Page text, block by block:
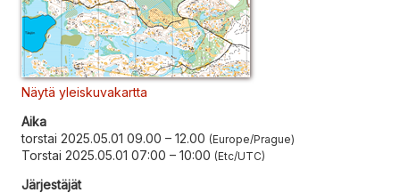
Näytä yleiskuvakartta
Aika
torstai 2025.05.01 09.00 – 12.00 Europe/Prague
Torstai 2025.05.01 07:00 – 10:00 Etc/UTC
Järjestäjät